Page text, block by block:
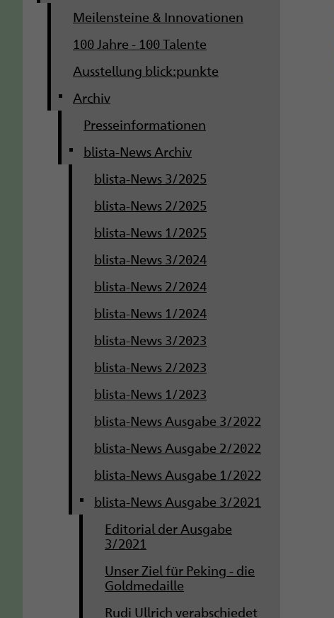
o
Meilensteine & Innovationen
100 Jahre - 100 Talente
Ausstellung blick:punkte
Archiv
Presseinformationen
blista-News Archiv
blista-News 3/2025
blista-News 2/2025
blista-News 1/2025
blista-News 3/2024
blista-News 2/2024
blista-News 1/2024
blista-News 3/2023
blista-News 2/2023
blista-News 1/2023
blista-News Ausgabe 3/2022
blista-News Ausgabe 2/2022
blista-News Ausgabe 1/2022
blista-News Ausgabe 3/2021
Editorial der Ausgabe
3/2021
Unser Ziel für Peking - die
Goldmedaille
Rudi Ullrich verabschiedet